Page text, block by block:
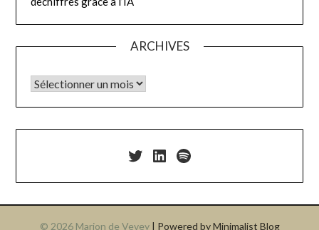
ARCHIVES
© 2026 Marion de Vevey | Powered byMinimalist Blog